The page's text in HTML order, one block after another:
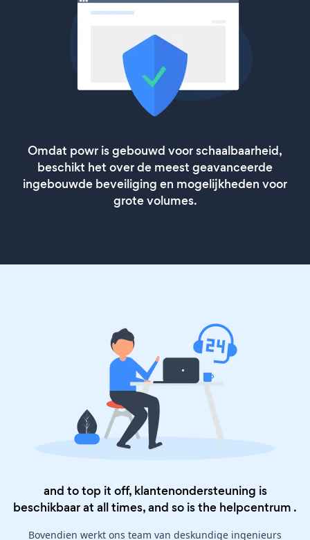
Omdat powr is gebouwd voor schaalbaarheid,
beschikt het over de meest geavanceerde
ingebouwde beveiliging en mogelijkheden voor
grote volumes.
and to top it off, klantenondersteuning is
beschikbaar at all times, and so is the helpcentrum .
Bovendien werkt ons team van deskundige ingenieurs